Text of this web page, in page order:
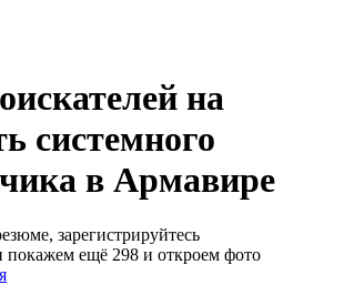
на
системного
в Армавире
зарегистрируйтесь
покажем ещё 298 и откроем фото